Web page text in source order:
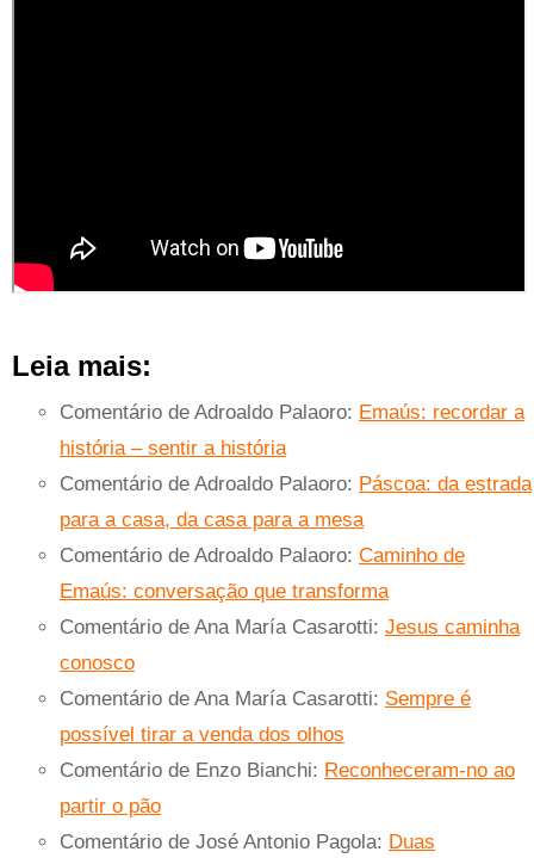
Leia mais:
Comentário de Adroaldo Palaoro: Emaús: recordar a
história – sentir a história
Comentário de Adroaldo Palaoro: Páscoa: da estrada
para a casa, da casa para a mesa
Comentário de Adroaldo Palaoro: Caminho de
Emaús: conversação que transforma
Comentário de Ana María Casarotti: Jesus caminha
conosco
Comentário de Ana María Casarotti: Sempre é
possível tirar a venda dos olhos
Comentário de Enzo Bianchi: Reconheceram-no ao
partir o pão
Comentário de José Antonio Pagola: Duas